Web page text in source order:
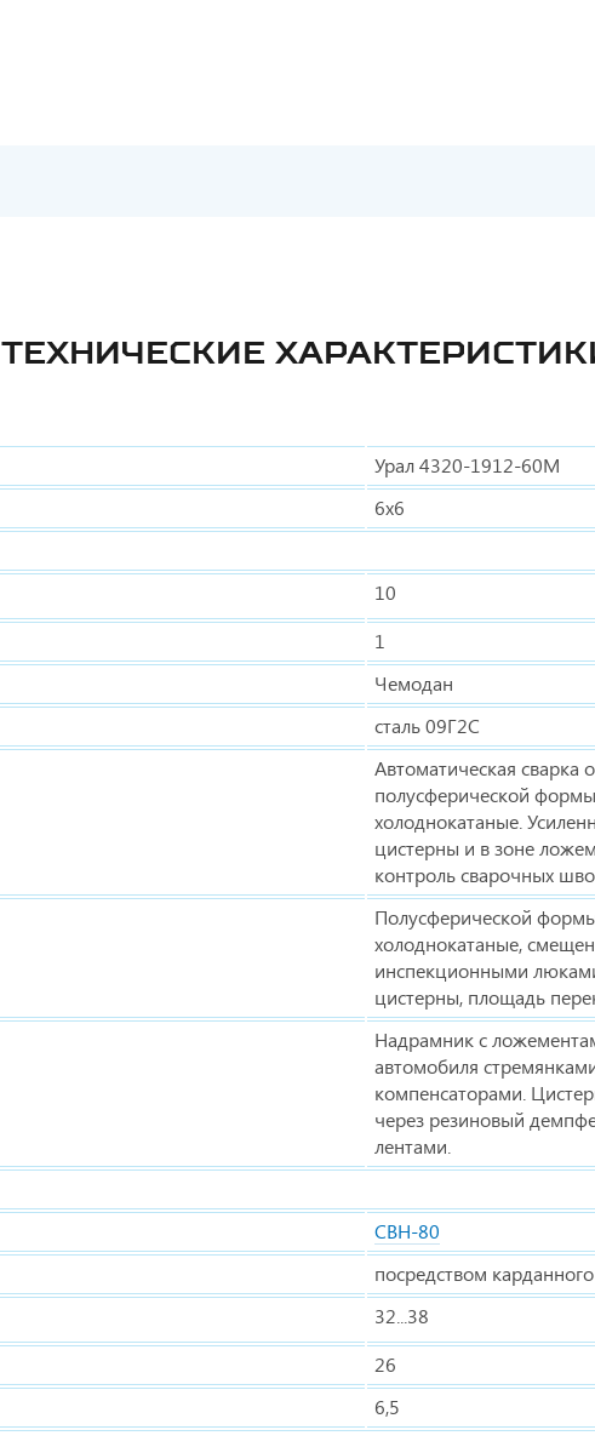
ТЕХНИЧЕСКИЕ
Урал 4320-1912-60М
6х6
10
1
Чемодан
сталь 09Г2С
Автоматическая
полусферической
холоднокатаные.
цистерны и в зоне
контроль сварочных
Полусферической
холоднокатаные,
инспекционными
цистерны, площадь
Надрамник с
автомобиля
компенсаторами.
через резиновый
лентами.
СВН-80
посредством
32...38
26
6,5